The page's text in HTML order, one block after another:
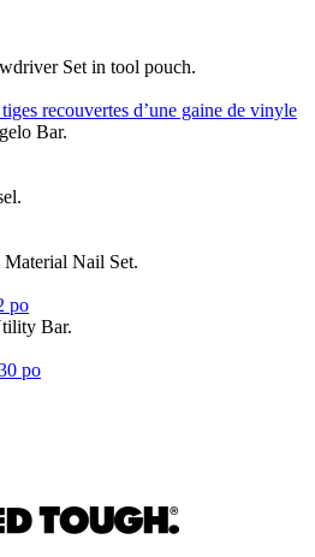
recouvertes d’une gaine de vinyle
po
po